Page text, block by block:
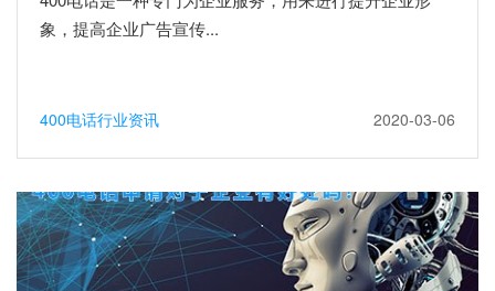
象，提高企业广告宣传...
400电话行业资讯 2020-03-06